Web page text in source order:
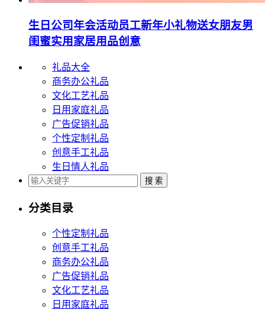
生日公司年会活动员工新年小礼物送女朋友男
闺蜜实用家居用品创意
礼品大全
商务办公礼品
文化工艺礼品
日用家庭礼品
广告促销礼品
个性定制礼品
创意手工礼品
生日情人礼品
分类目录
个性定制礼品
创意手工礼品
商务办公礼品
广告促销礼品
文化工艺礼品
日用家庭礼品